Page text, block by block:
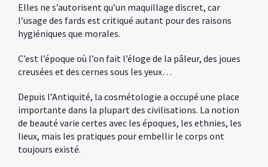
Elles ne s’autorisent qu’un maquillage discret, car
l’usage des fards est critiqué autant pour des raisons
hygiéniques que morales.
C’est l’époque où l’on fait l’éloge de la pâleur, des joues
creusées et des cernes sous les yeux…
Depuis l’Antiquité, la cosmétologie a occupé une place
importante dans la plupart des civilisations. La notion
de beauté varie certes avec les époques, les ethnies, les
lieux, mais les pratiques pour embellir le corps ont
toujours existé.